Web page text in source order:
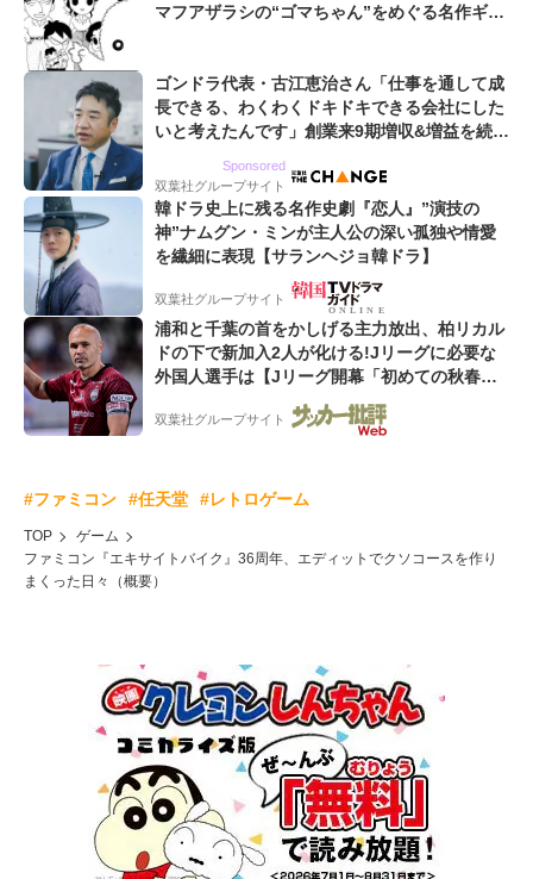
マフアザラシの“ゴマちゃん”をめぐる名作ギャ
ゴンドラ代表・古江恵治さん「仕事を通して成
長できる、わくわくドキドキできる会社にした
いと考えたんです」創業来9期増収&増益を続け
Sponsored
双葉社グループサイト
韓ドラ史上に残る名作史劇『恋人』”演技の
神”ナムグン・ミンが主人公の深い孤独や情愛
を繊細に表現【サランヘジョ韓ドラ】
双葉社グループサイト
浦和と千葉の首をかしげる主力放出、柏リカル
ドの下で新加入2人が化ける!Jリーグに必要な
外国人選手は【Jリーグ開幕「初めての秋春
双葉社グループサイト
#ファミコン #任天堂 #レトロゲーム
TOP
ゲーム
ファミコン『エキサイトバイク』36周年、エディットでクソコースを作り
まくった日々（概要）